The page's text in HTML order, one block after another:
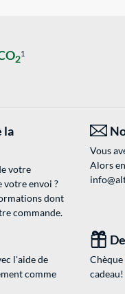
21
la
votre
votre envoi ?
dont
commande.
Vous
Alors
l'aide de
comme
cadeau!